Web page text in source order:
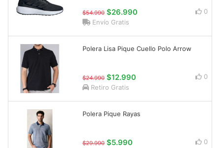
$54.990 $26.990
0
Envío Gratis
Polera Lisa Pique Cuello Polo Arrow
$24.990 $12.990
0
Retiro Gratis
Polera Pique Rayas
$29.990 $5.990
0